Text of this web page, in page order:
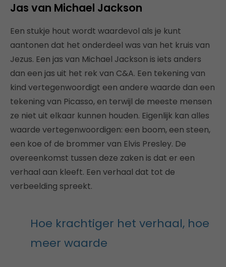
Jas van Michael Jackson
Een stukje hout wordt waardevol als je kunt
aantonen dat het onderdeel was van het kruis van
Jezus. Een jas van Michael Jackson is iets anders
dan een jas uit het rek van C&A. Een tekening van
kind vertegenwoordigt een andere waarde dan een
tekening van Picasso, en terwijl de meeste mensen
ze niet uit elkaar kunnen houden. Eigenlijk kan alles
waarde vertegenwoordigen: een boom, een steen,
een koe of de brommer van Elvis Presley. De
overeenkomst tussen deze zaken is dat er een
verhaal aan kleeft. Een verhaal dat tot de
verbeelding spreekt.
Hoe krachtiger het verhaal, hoe
meer waarde